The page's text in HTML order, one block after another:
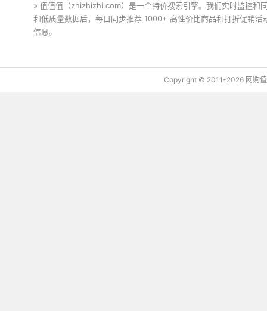
» 值值值（zhizhizhi.com）是一个特价搜索引擎。我们实时监控和
和低质量数据后，每日同步推荐 1000+ 高性价比商品和打折促销
信息。
Copyright © 2011-2026 网购